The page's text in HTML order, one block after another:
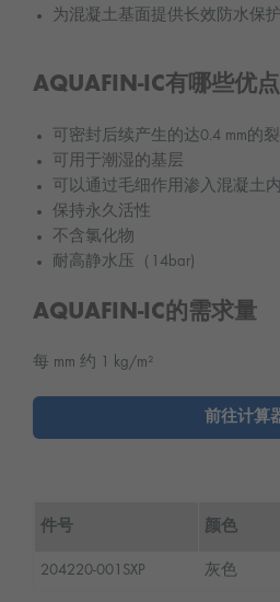
为混凝土基面提供长效防水保护
AQUAFIN-IC有哪些优点
可密封后续产生的达0.4 mm的
可用于潮湿的基层
可以通过毛细作用渗入混凝土
保持永久活性
不含氯化物
耐高静水压（14bar)
AQUAFIN-IC的需求量
每 mm 约 1 kg/m²
前往计算
件号 颜色
204220-001SXP 灰色